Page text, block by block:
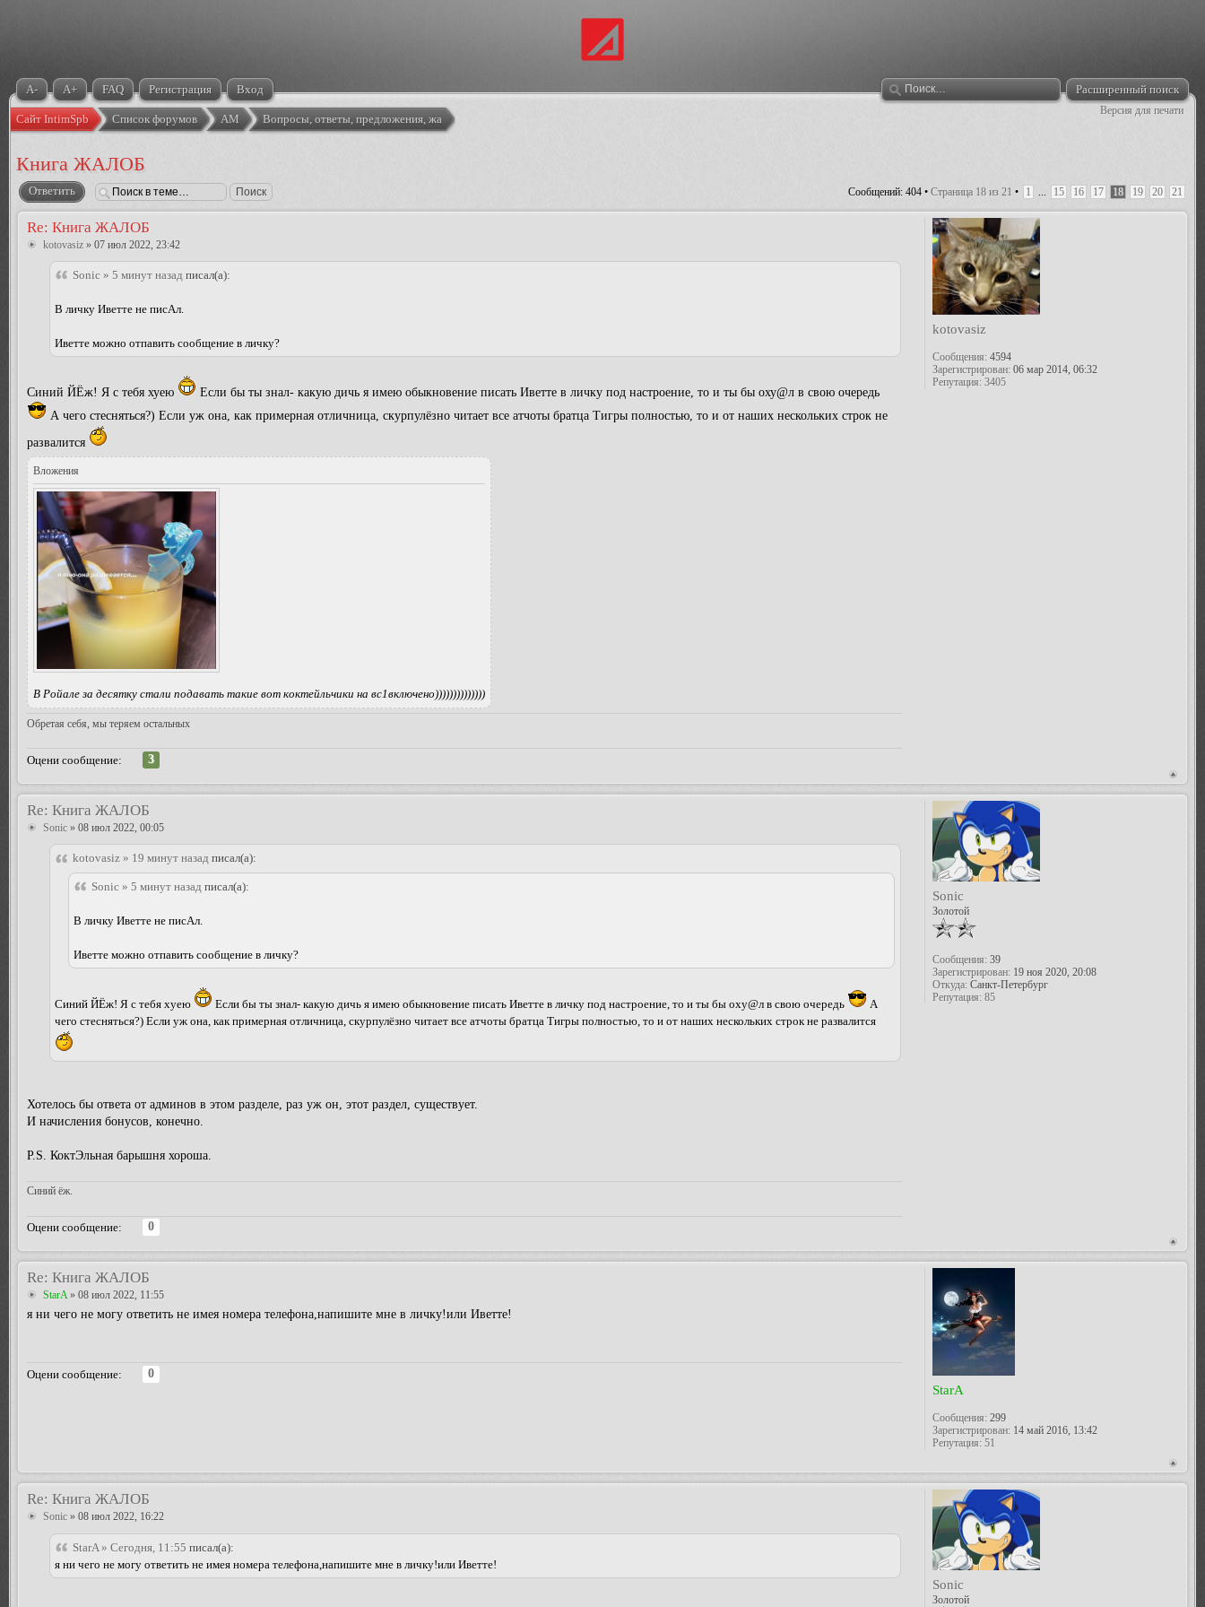
A- A+ FAQ Регистрация Вход Расширенный поиск
Версия для печати
Сайт IntimSpb Список форумов АМ Вопросы, ответы, предложения, жалобы
Книга ЖАЛОБ
Ответить Сообщений: 404 • Страница 18 из 21 • 1 ... 15 16 17 18 19 20 21
Re: Книга ЖАЛОБ
kotovasiz » 07 июл 2022, 23:42
Sonic » 5 минут назад писал(а):
В личку Иветте не писАл.
Иветте можно отпавить сообщение в личку?
Синий ЙЁж! Я с тебя хуею
Если бы ты знал- какую дичь я имею обыкновение писать Иветте в личку под настроение, то и ты бы оху@л в свою очередь
А чего стесняться?) Если уж она, как примерная отличница, скурпулёзно читает все атчоты братца Тигры полностью, то и от наших нескольких строк не
развалится
Вложения
В Ройале за десятку стали подавать такие вот коктейльчики на вс1включено))))))))))))))
Обретая себя, мы теряем остальных
Оцени сообщение: 3
kotovasiz
Сообщения:4594
Зарегистрирован:06 мар 2014, 06:32
Репутация: 3405
Re: Книга ЖАЛОБ
Sonic » 08 июл 2022, 00:05
kotovasiz » 19 минут назад писал(а):
Sonic » 5 минут назад писал(а):
В личку Иветте не писАл.
Иветте можно отпавить сообщение в личку?
Синий ЙЁж! Я с тебя хуею Если бы ты знал- какую дичь я имею обыкновение писать Иветте в личку под настроение, то и ты бы оху@л в свою очередь
А
чего стесняться?) Если уж она, как примерная отличница, скурпулёзно читает все атчоты братца Тигры полностью, то и от наших нескольких строк не развалится
Хотелось бы ответа от админов в этом разделе, раз уж он, этот раздел, существует.
И начисления бонусов, конечно.
P.S. КоктЭльная барышня хороша.
Синий ёж.
Оцени сообщение: 0
Sonic
Золотой
Сообщения:39
Зарегистрирован:19 ноя 2020, 20:08
Откуда:Санкт-Петербург
Репутация: 85
Re: Книга ЖАЛОБ
StarA» 08 июл 2022, 11:55
я ни чего не могу ответить не имея номера телефона,напишите мне в личку!или Иветте!
Оцени сообщение: 0
StarA
Сообщения:299
Зарегистрирован:14 май 2016, 13:42
Репутация: 51
Re: Книга ЖАЛОБ
Sonic » 08 июл 2022, 16:22
StarA » Сегодня, 11:55 писал(а):
я ни чего не могу ответить не имея номера телефона,напишите мне в личку!или Иветте!
Sonic
Золотой